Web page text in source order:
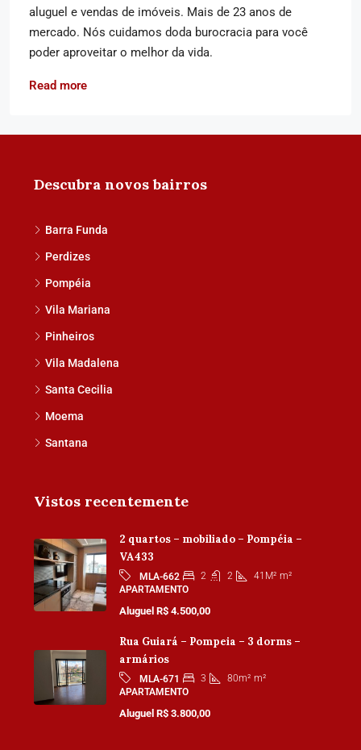
aluguel e vendas de imóveis. Mais de 23 anos de
mercado. Nós cuidamos doda burocracia para você
poder aproveitar o melhor da vida.
Read more
Descubra novos bairros
Barra Funda
Perdizes
Pompéia
Vila Mariana
Pinheiros
Vila Madalena
Santa Cecilia
Moema
Santana
Vistos recentemente
2 quartos – mobiliado – Pompéia –
VA433
MLA-662 2 2 41M² m²
APARTAMENTO
Aluguel R$ 4.500,00
Rua Guiará – Pompeia – 3 dorms –
armários
MLA-671 3 80m² m²
APARTAMENTO
Aluguel R$ 3.800,00